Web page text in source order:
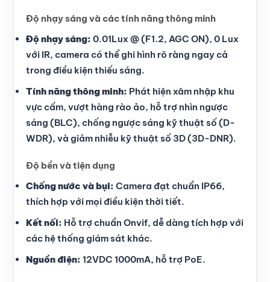
Độ nhạy sáng và các tính năng thông minh
Độ nhạy sáng: 0.01Lux @ (F1.2, AGC ON), 0 Lux
với IR, camera có thể ghi hình rõ ràng ngay cả
trong điều kiện thiếu sáng.
Tính năng thông minh: Phát hiện xâm nhập khu
vực cấm, vượt hàng rào ảo, hỗ trợ nhìn ngược
sáng (BLC), chống ngược sáng kỹ thuật số (D-
WDR), và giảm nhiễu kỹ thuật số 3D (3D-DNR).
Độ bền và tiện dụng
Chống nước và bụi: Camera đạt chuẩn IP66,
thích hợp với mọi điều kiện thời tiết.
Kết nối: Hỗ trợ chuẩn Onvif, dễ dàng tích hợp với
các hệ thống giám sát khác.
Nguồn điện: 12VDC 1000mA, hỗ trợ PoE.